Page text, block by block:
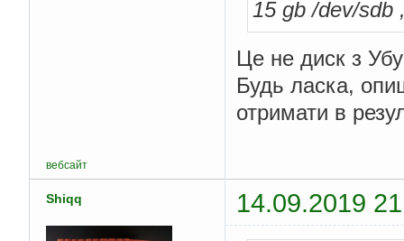
15 gb /dev/sdb
Це не диск з
Будь ласка,
отримати в
вебсайт
Shiqq 14.09.2019